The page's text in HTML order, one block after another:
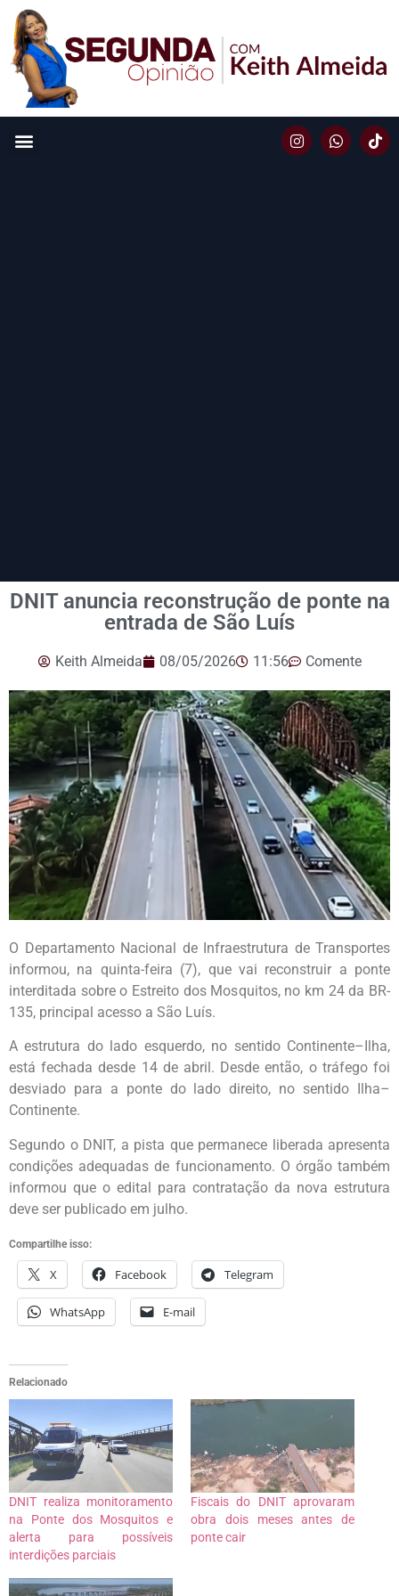
DNIT anuncia reconstrução de ponte na
entrada de São Luís
Keith Almeida 08/05/2026 11:56 Comente
O Departamento Nacional de Infraestrutura de Transportes
informou, na quinta-feira (7), que vai reconstruir a ponte
interditada sobre o Estreito dos Mosquitos, no km 24 da BR-
135, principal acesso a São Luís.
A estrutura do lado esquerdo, no sentido Continente–Ilha,
está fechada desde 14 de abril. Desde então, o tráfego foi
desviado para a ponte do lado direito, no sentido Ilha–
Continente.
Segundo o DNIT, a pista que permanece liberada apresenta
condições adequadas de funcionamento. O órgão também
informou que o edital para contratação da nova estrutura
deve ser publicado em julho.
Compartilhe isso:
X Facebook Telegram
WhatsApp E-mail
Relacionado
DNIT realiza monitoramento
na Ponte dos Mosquitos e
alerta para possíveis
interdições parciais
Fiscais do DNIT aprovaram
obra dois meses antes de
ponte cair